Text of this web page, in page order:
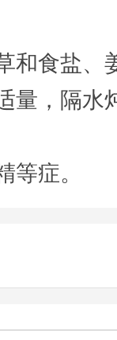
和食盐、
，隔水
症。